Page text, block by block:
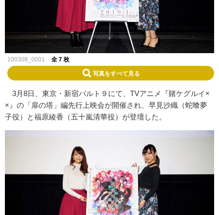
100308_0001 全 7 枚
写真をすべて見る
3月8日、東京・新宿バルト９にて、TVアニメ『賭ケグルイ×
×』の「扉の塔」編先行上映会が開催され、早見沙織（蛇喰夢
子役）と福原綾香（五十嵐清華役）が登壇した。